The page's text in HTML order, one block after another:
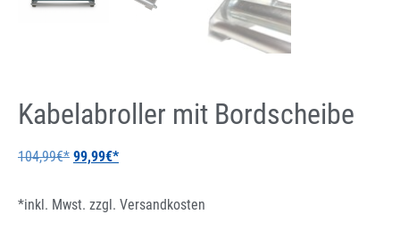
Kabelabroller mit Bordscheibe
104,99€ 99,99€
*inkl. Mwst. zzgl. Versandkosten